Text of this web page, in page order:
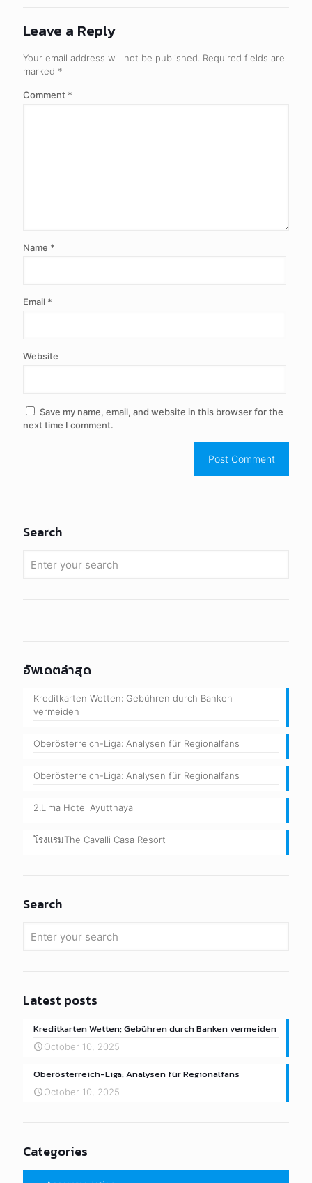
Leave a Reply
Your email address will not be published. Required fields are
marked *
Comment *
Name *
Email *
Website
Save my name, email, and website in this browser for the
next time I comment.
Search
อัพเดตล่าสุด
Kreditkarten Wetten: Gebühren durch Banken
vermeiden
Oberösterreich-Liga: Analysen für Regionalfans
Oberösterreich-Liga: Analysen für Regionalfans
2.Lima Hotel Ayutthaya
โรงแรมThe Cavalli Casa Resort
Search
Latest posts
Kreditkarten Wetten: Gebühren durch Banken vermeiden
October 10, 2025
Oberösterreich-Liga: Analysen für Regionalfans
October 10, 2025
Categories